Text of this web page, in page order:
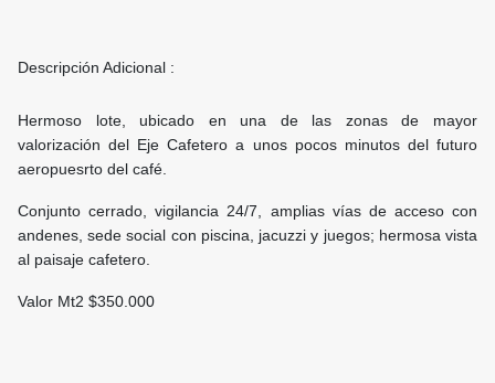
Descripción Adicional :
Hermoso lote, ubicado en una de las zonas de mayor
valorización del Eje Cafetero a unos pocos minutos del futuro
aeropuesrto del café.
Conjunto cerrado, vigilancia 24/7, amplias vías de acceso con
andenes, sede social con piscina, jacuzzi y juegos; hermosa vista
al paisaje cafetero.
Valor Mt2 $350.000